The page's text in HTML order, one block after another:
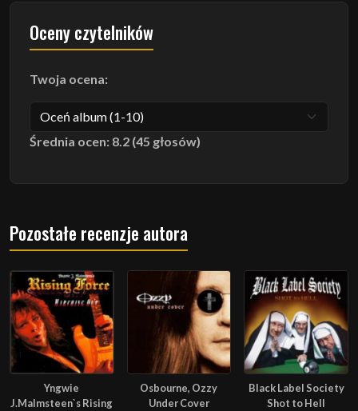
Oceny czytelników
Twoja ocena:
Średnia ocen: 8.2 (45 głosów)
Pozostałe recenzje autora
Yngwie
J.Malmsteen`s Rising
Osbourne, Ozzy
Under Cover
Black Label Society
Shot to Hell